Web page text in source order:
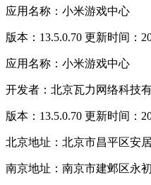
应用名称：小米游戏中心
版本：13.5.0.70 更新时间：
应用名称：小米游戏中心
开发者：北京瓦力网络科技
版本：13.5.0.70 更新时间：
北京地址：北京市昌平区安
南京地址：南京市建邺区永